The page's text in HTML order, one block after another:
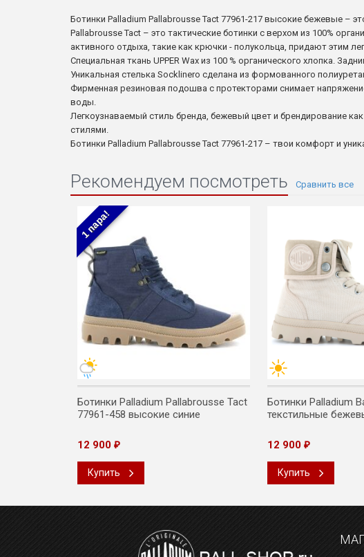
Ботинки Palladium Pallabrousse Tact 77961-217 высокие бежевые –
Pallabrousse Tact – это тактические ботинки с верхом из 100%
активного отдыха, такие как крючки - полукольца, придают этим
Специальная ткань UPPER Wax из 100 % органического хлопка.
Уникальная стелька Socklinero сделана из формованного
Фирменная резиновая подошва с протекторами снимает
воды.
Легкоузнаваемый стиль бренда, бежевый цвет и брендирование
стилями.
Ботинки Palladium Pallabrousse Tact 77961-217 – твои комфорт и
Рекомендуем посмотреть
1 пара!
Ботинки Palladium Pallabrousse Tact
77961-458 высокие синие
12 900 ₽
Купить
Ботинки Palladium
текстильные
12 900 ₽
Купить